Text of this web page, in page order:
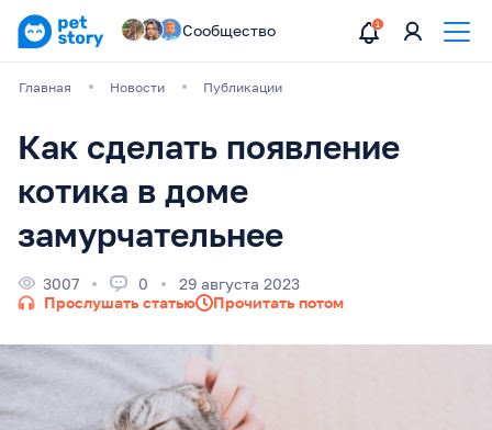
Сообщество
Главная Новости Публикации
Как сделать появление
котика в доме
замурчательнее
3007 0
29 августа 2023
Прослушать статью
Прочитать потом